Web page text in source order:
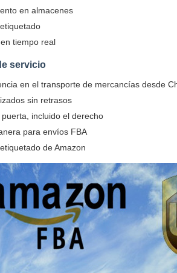
en almacenes
tiempo real
servicio
en el transporte de mercancías desde
sin retrasos
incluido el derecho
para envíos FBA
de Amazon